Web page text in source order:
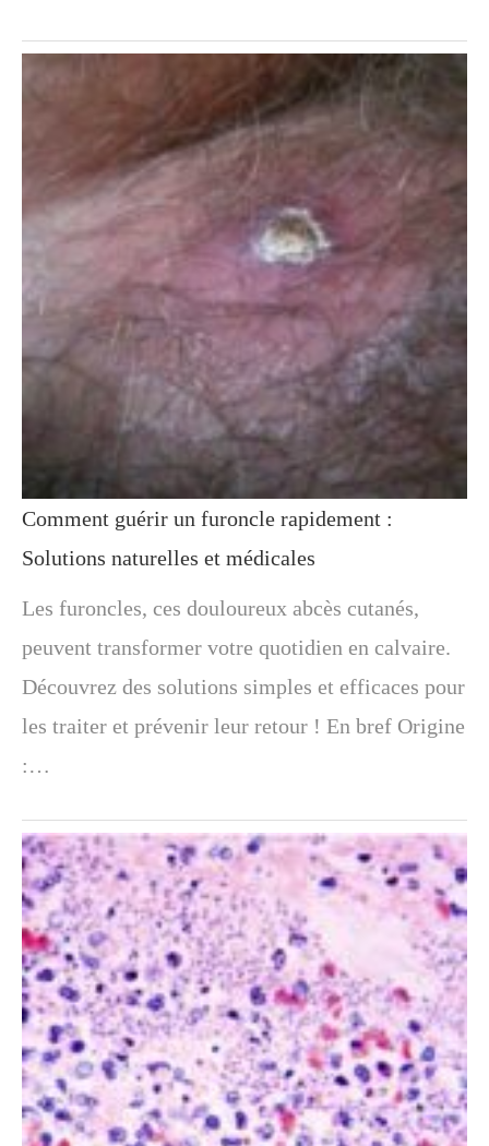
Comment guérir un furoncle rapidement :
Solutions naturelles et médicales
Les furoncles, ces douloureux abcès cutanés,
peuvent transformer votre quotidien en calvaire.
Découvrez des solutions simples et efficaces pour
les traiter et prévenir leur retour ! En bref Origine
:…